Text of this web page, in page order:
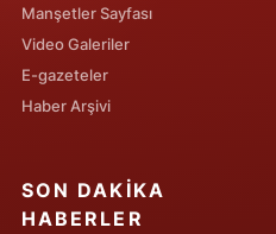
Hakkari
Hatay
İstanbul
Manşetler Sayfası
Video Galeriler
E-gazeteler
Haber Arşivi
SON DAKIKA
HABERLER